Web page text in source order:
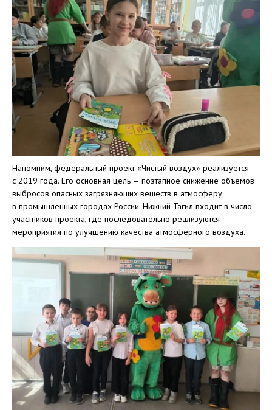
Напомним, федеральный проект «Чистый воздух» реализуется
с 2019 года. Его основная цель — поэтапное снижение объемов
выбросов опасных загрязняющих веществ в атмосферу
в промышленных городах России. Нижний Тагил входит в число
участников проекта, где последовательно реализуются
мероприятия по улучшению качества атмосферного воздуха.